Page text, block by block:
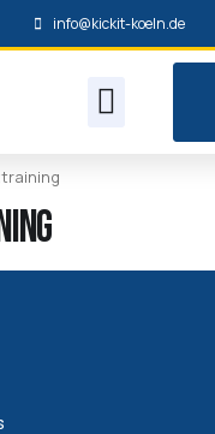
info@kickit-koeln.de